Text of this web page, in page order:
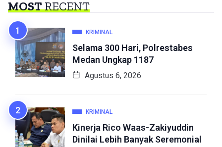
MOSTRECENT
KRIMINAL
Selama 300 Hari, Polrestabes
Medan Ungkap 1187
Agustus 6, 2026
KRIMINAL
Kinerja Rico Waas-Zakiyuddin
Dinilai Lebih Banyak Seremonial